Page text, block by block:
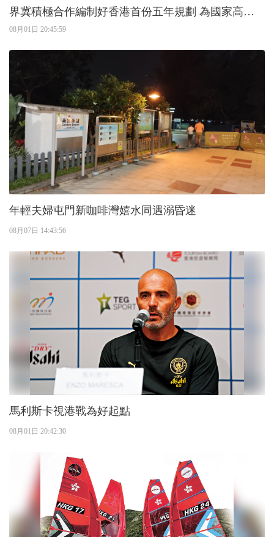
界冀積極合作編制好香港首份五年規劃 為國家高質
量發展貢獻力量
08月01日 20:45:59
年輕夫婦屯門新咖啡灣嬉水同遇溺昏迷
08月07日 14:43:56
馬利斯卡視港戰為好起點
08月01日 20:42:30